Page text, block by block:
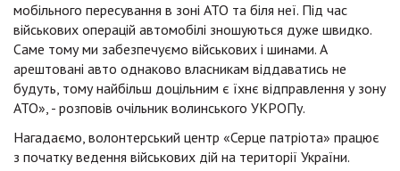
мобільного пересування в зоні АТО та біля неї. Під час
військових операцій автомобілі зношуються дуже швидко.
Саме тому ми забезпечуємо військових і шинами. А
арештовані авто однаково власникам віддаватись не
будуть, тому найбільш доцільним є їхнє відправлення у зону
АТО», - розповів очільник волинського УКРОПу.
Нагадаємо, волонтерський центр «Серце патріота» працює
з початку ведення військових дій на території України.